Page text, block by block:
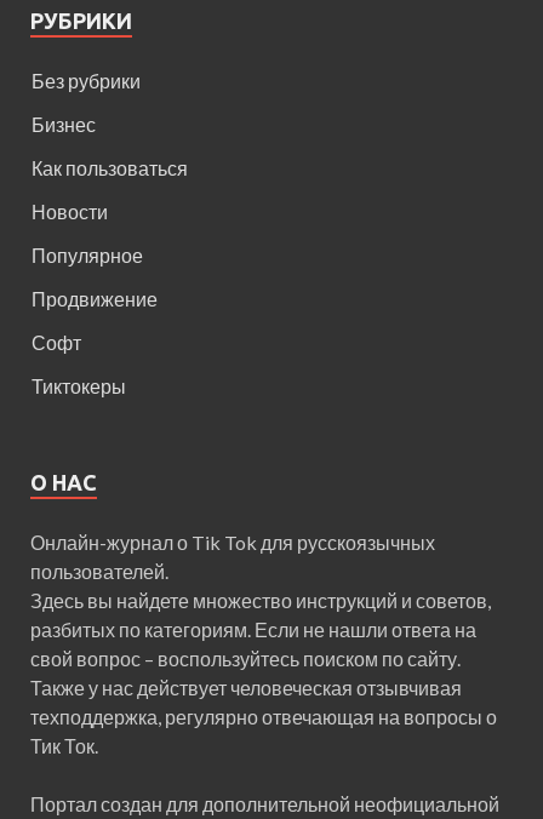
РУБРИКИ
Без рубрики
Бизнес
Как пользоваться
Новости
Популярное
Продвижение
Софт
Тиктокеры
О НАС
Онлайн-журнал о Tik Tok для русскоязычных
пользователей.
Здесь вы найдете множество инструкций и советов,
разбитых по категориям. Если не нашли ответа на
свой вопрос – воспользуйтесь поиском по сайту.
Также у нас действует человеческая отзывчивая
техподдержка, регулярно отвечающая на вопросы о
Тик Ток.
Портал создан для дополнительной неофициальной